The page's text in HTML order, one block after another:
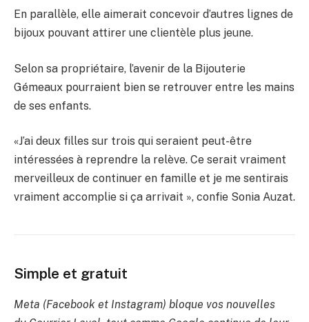
En parallèle, elle aimerait concevoir d’autres lignes de
bijoux pouvant attirer une clientèle plus jeune.
Selon sa propriétaire, l’avenir de la Bijouterie
Gémeaux pourraient bien se retrouver entre les mains
de ses enfants.
«J’ai deux filles sur trois qui seraient peut-être
intéressées à reprendre la relève. Ce serait vraiment
merveilleux de continuer en famille et je me sentirais
vraiment accomplie si ça arrivait », confie Sonia Auzat.
Simple et gratuit
Meta (Facebook et Instagram) bloque vos nouvelles